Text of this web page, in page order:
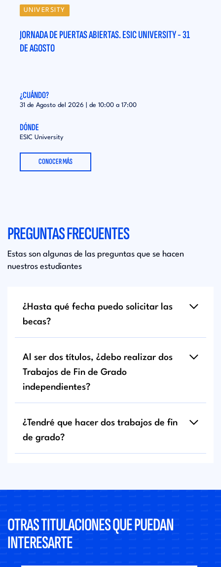
UNIVERSITY
JORNADA DE PUERTAS ABIERTAS. ESIC UNIVERSITY - 31
DE AGOSTO
¿CUÁNDO?
31 de Agosto del 2026 | de 10:00a 17:00
DÓNDE
ESIC University
CONOCER MÁS
PREGUNTAS FRECUENTES
Estas son algunas de las preguntas que se hacen
nuestros estudiantes
¿Hasta qué fecha puedo solicitar las
becas?
Al ser dos títulos, ¿debo realizar dos
Trabajos de Fin de Grado
independientes?
¿Tendré que hacer dos trabajos de fin
de grado?
OTRAS TITULACIONES QUE PUEDAN
INTERESARTE